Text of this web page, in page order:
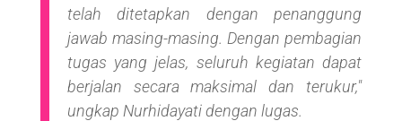
telah ditetapkan dengan penanggung
jawab masing-masing. Dengan pembagian
tugas yang jelas, seluruh kegiatan dapat
berjalan secara maksimal dan terukur,"
ungkap Nurhidayati dengan lugas.